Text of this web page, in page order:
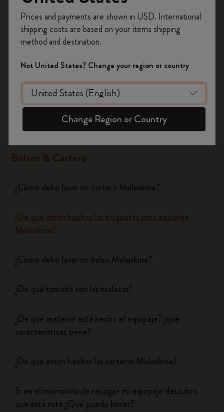
Was this answer helpful?
Si
No
Cuadernos
Agendas
Herramientas de escritura
Bolsos & Cartera
¿Cómo debo lavar mi cartera Moleskine?
¿De qué están hechas las etiquetas para equipaje
Moleskine?
¿Cómo debo lavar mi bolso Moleskine?
¿De qué tamaño son las maletas?
¿De qué material está hecho el equipaje? ¿qué
características tiene?
¿De qué están hechas las carteras Moleskine?
Si en el momento de recoger mi equipaje descubro
que está roto ¿Qué puedo hacer?
Regístrate ahora y obtén un 10% de descuento
y envío gratuito en tu primer pedidoutilizando
el códigoWELCOME10.
Crea una cuenta de Moleskine para acceder a
ofertas exclusivas, beneficios para miembros y
más inspiración.
Crear cuenta!
Prices and payments are shown in USD. International
shipping costs are based on your items shipping
method and destination.
Not United States? Change your region or country
Change Region or Country